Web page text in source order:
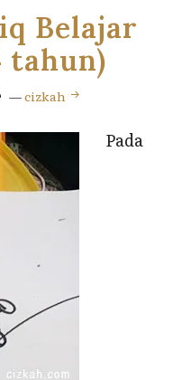
Belajar
tahun)
—cizkah
Pada